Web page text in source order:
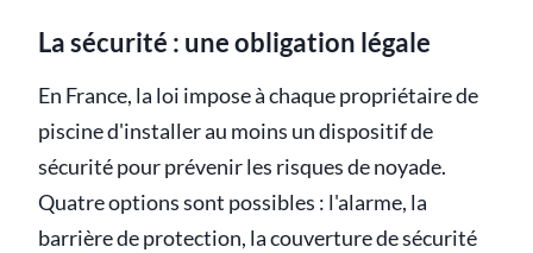
La sécurité : une obligation légale
En France, la loi impose à chaque propriétaire de
piscine d'installer au moins un dispositif de
sécurité pour prévenir les risques de noyade.
Quatre options sont possibles : l'alarme, la
barrière de protection, la couverture de sécurité